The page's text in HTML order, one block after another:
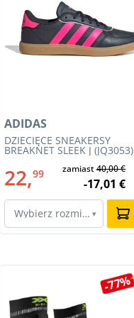
DZIECIĘCE SNEAKERSY
BREAKNET SLEEK J (JQ3053)
ADIDAS
22,99 zamiast40,00 €
-17,01 €
Wybierz rozmiar…
▾
-77%